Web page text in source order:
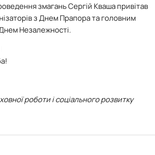
змагань Сергій Кваша привітав
з Днем Прапора та головним
Незалежності.
роботи і соціального розвитку